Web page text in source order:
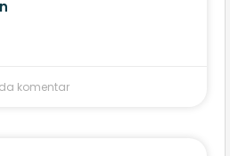
komentar